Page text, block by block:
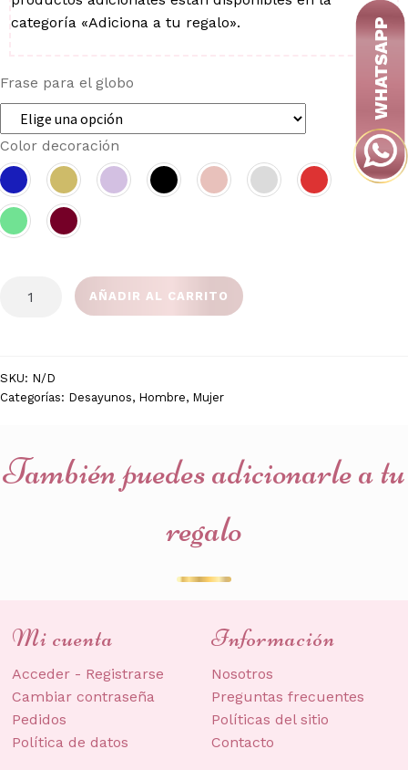
categoría «Adiciona a tu regalo».
Frase para el globo
Color decoración
AÑADIR AL CARRITO
SKU: N/D
Categorías: Desayunos, Hombre, Mujer
También puedes adicionarle a tu
regalo
Información
Nosotros
Preguntas frecuentes
Políticas del sitio
Contacto
Mi cuenta
Acceder - Registrarse
Cambiar contraseña
Pedidos
Política de datos